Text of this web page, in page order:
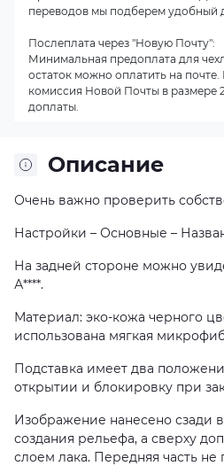
Описание
Очень важно проверить
Настройки – Основные –
На задней стороне можно
А****.
Материал: эко-кожа черного
использована мягкая
Подставка имеет два
открытии и блокировку при
Изображение нанесено сзади
создания рельефа, а сверху
слоем лака. Передняя часть не
переводов мы подберем удобный
Послеплата через "Новую Почту":
Минимальная предоплата для
остаток можно оплатить на почте.
комиссия Новой Почты в размере
доплаты.